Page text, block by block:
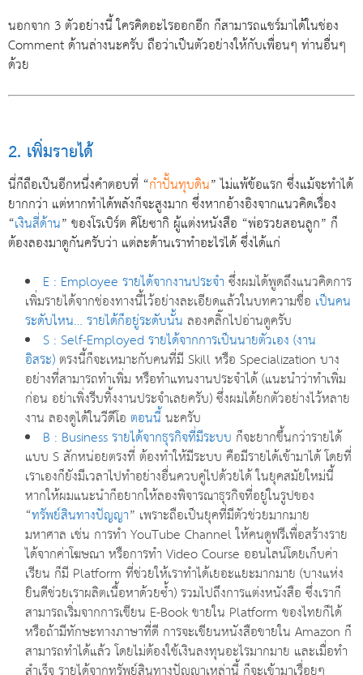
นอกจาก 3 ตัวอย่างนี้ ใครคิดอะไรออกอีก ก็สามารถแชร์มาได้ในช่อง
Comment ด้านล่างนะครับ ถือว่าเป็นตัวอย่างให้กับเพื่อนๆ ท่านอื่นๆ
ด้วย
2. เพิ่มรายได้
นี่ก็ถือเป็นอีกหนึ่งคำตอบที่ “กำปั้นทุบดิน” ไม่แพ้ข้อแรก ซึ่งแม้จะทำได้
ยากกว่า แต่หากทำได้พลังก็จะสูงมาก ซึ่งหากอ้างอิงจากแนวคิดเรื่อง
“เงินสี่ด้าน” ของโรเบิร์ต คิโยซากิ ผู้แต่งหนังสือ “พ่อรวยสอนลูก” ก็
ต้องลองมาดูกันครับว่า แต่ละด้านเราทำอะไรได้ ซึ่งได้แก่
E : Employee รายได้จากงานประจำ ซึ่งผมได้พูดถึงแนวคิดการ
เพิ่มรายได้จากช่องทางนี้ไว้อย่างละเอียดแล้วในบทความชื่อ เป็นคน
ระดับไหน… รายได้ก็อยู่ระดับนั้น ลองคลิ๊กไปอ่านดูครับ
S : Self-Employed รายได้จากการเป็นนายตัวเอง (งาน
อิสระ)ตรงนี้ก็จะเหมาะกับคนที่มี Skill หรือ Specialization บาง
อย่างที่สามารถทำเพิ่ม หรือทำแทนงานประจำได้ (แนะนำว่าทำเพิ่ม
ก่อน อย่าเพิ่งรีบทิ้งงานประจำเลยครับ) ซึ่งผมได้ยกตัวอย่างไว้หลาย
งาน ลองดูได้ในวีดีโอ ตอนนี้ นะครับ
B : Business รายได้จากธุรกิจที่มีระบบ ก็จะยากขึ้นกว่ารายได้
แบบ S สักหน่อยตรงที่ ต้องทำให้มีระบบ คือมีรายได้เข้ามาได้ โดยที่
เราเองก็ยังมีเวลาไปทำอย่างอื่นควบคู่ไปด้วยได้ ในยุคสมัยใหม่นี้
หากให้ผมแนะนำก็อยากให้ลองพิจารณาธุรกิจที่อยู่ในรูปของ
“ทรัพย์สินทางปัญญา” เพราะถือเป็นยุคที่มีตัวช่วยมากมาย
มหาศาล เช่น การทำ YouTube Channel ให้คนดูฟรีเพื่อสร้างราย
ได้จากค่าโฆษณา หรือการทำ Video Course ออนไลน์โดยเก็บค่า
เรียน ก็มี Platform ที่ช่วยให้เราทำได้เยอะแยะมากมาย (บางแห่ง
ยินดีช่วยเราผลิตเนื้อหาด้วยซ้ำ) รวมไปถึงการแต่งหนังสือ ซึ่งเราก็
สามารถเริ่มจากการเขียน E-Book ขายใน Platform ของไทยก็ได้
หรือถ้ามีทักษะทางภาษาที่ดี การจะเขียนหนังสือขายใน Amazon ก็
สามารถทำได้แล้ว โดยไม่ต้องใช้เงินลงทุนอะไรมากมาย และเมื่อทำ